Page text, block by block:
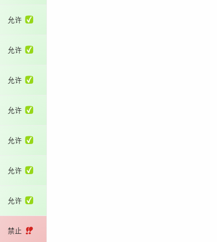
允许 ✅
允许 ✅
允许 ✅
允许 ✅
允许 ✅
允许 ✅
允许 ✅
禁止 ‼️